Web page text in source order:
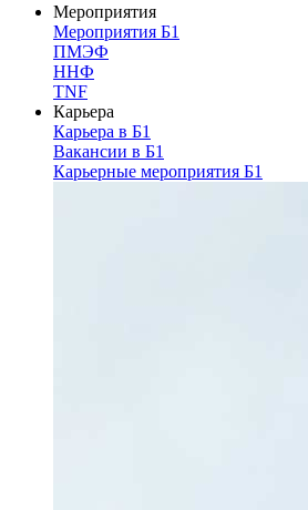
Мероприятия
Мероприятия Б1
ПМЭФ
ННФ
TNF
Карьера
Карьера в Б1
Вакансии в Б1
Карьерные мероприятия Б1